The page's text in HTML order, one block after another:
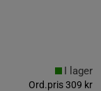
Ord.pris309 kr
I lager